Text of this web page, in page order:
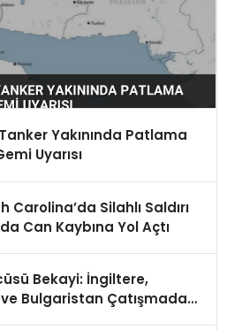
Yakınında Patlama
Uyarısı
Carolina’da Silahlı Saldırı
Can Kaybına Yol Açtı
Bekayi: İngiltere,
Bulgaristan Çatışmada